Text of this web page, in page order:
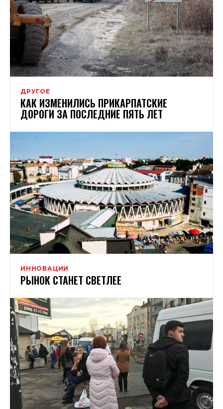
ДРУГОЕ
КАК ИЗМЕНИЛИСЬ ПРИКАРПАТСКИЕ
ДОРОГИ ЗА ПОСЛЕДНИЕ ПЯТЬ ЛЕТ
ИННОВАЦИИ
РЫНОК СТАНЕТ СВЕТЛЕЕ